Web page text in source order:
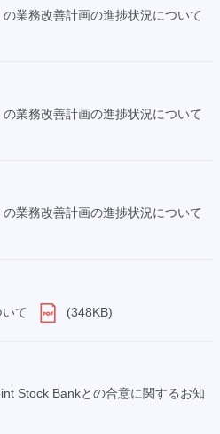
業務改善計画の進捗状況について
業務改善計画の進捗状況について
業務改善計画の進捗状況について
て
(348KB)
Stock Bankとの合意に関するお知